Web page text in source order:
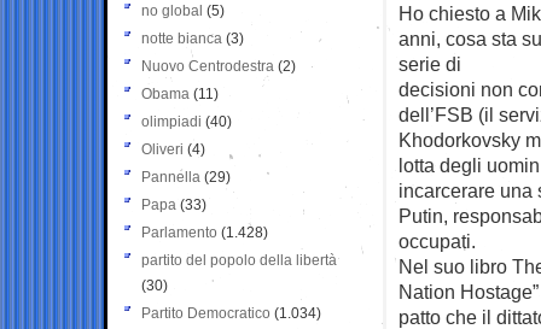
Ho chiesto a
anni, cosa sta
serie di
decisioni non
dell’FSB (il
Khodorkovsky
lotta degli
incarcerare una
Putin,
occupati.
Nel suo libro
Nation
patto che il
no global (5)
notte bianca (3)
Nuovo Centrodestra (2)
Obama (11)
olimpiadi (40)
Oliveri (4)
Pannella (29)
Papa (33)
Parlamento (1.428)
partito del popolo della libertà
(30)
Partito Democratico (1.034)